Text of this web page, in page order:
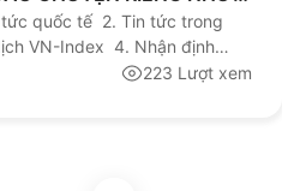
quốc tế 2. Tin tức trong
VN-Index 4. Nhận định
đầu tư Kính mời quý nhà
223 Lượt xem